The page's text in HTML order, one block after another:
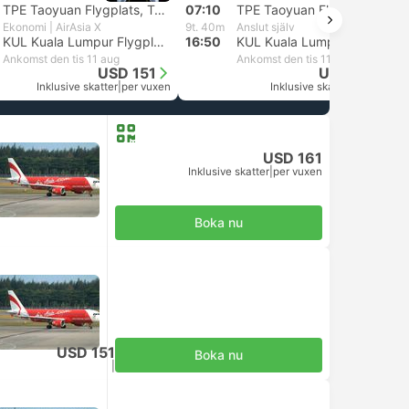
TPE Taoyuan Flygplats, Taipei
Ekonomi | AirAsia X
KUL Kuala Lumpur Flygplats
Ankomst den tis 11 aug
USD 151
Inklusive skatter per vuxen
07:10
9t. 40m Anslut själv
16:50
Ankomst den tis 11 aug
USD 1354
Inklusive skatter
USD 161
Inklusive skatter per vuxen
Boka nu
USD 151 Boka nu